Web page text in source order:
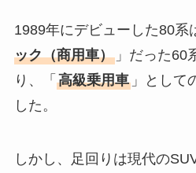
1989年にデビューした80系
ック（商用車）」だった60
り、「 高級乗用車」として
した。
しかし、足回りは現代の